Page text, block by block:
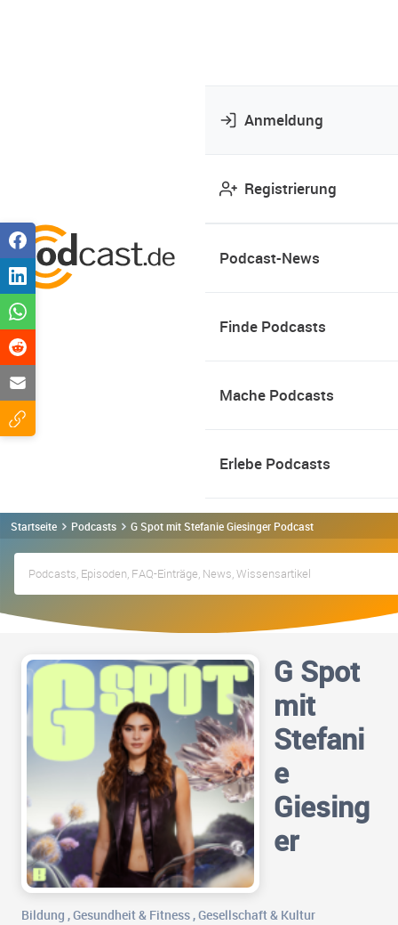
Anmeldung
Registrierung
Podcast-News
Finde Podcasts
Mache Podcasts
Erlebe Podcasts
Startseite Podcasts G Spot mit Stefanie Giesinger Podcast
G Spot
mit
Stefani
e
Giesing
er
Bildung ,Gesundheit & Fitness ,Gesellschaft & Kultur